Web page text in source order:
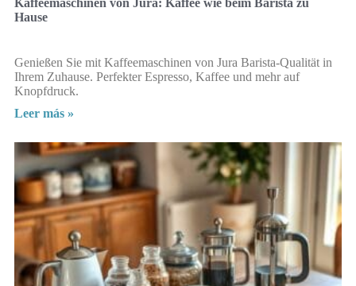
Hause
Genießen Sie mit Kaffeemaschinen von Jura Barista-Qualität in
Ihrem Zuhause. Perfekter Espresso, Kaffee und mehr auf
Knopfdruck.
Leer más »